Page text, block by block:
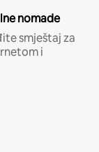
nomade
smještaj za
i